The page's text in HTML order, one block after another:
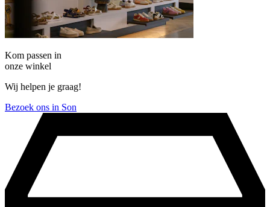
Kom passen in
onze winkel
Wij helpen je graag!
Bezoek ons in Son